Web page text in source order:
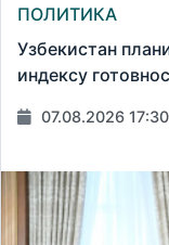
ПОЛИТИКА
Узбекистан
индексу
07.08.2026 17:30